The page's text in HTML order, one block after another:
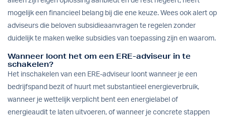
mogelijk een financieel belang bij die ene keuze. Wees ook alert op
adviseurs die beloven subsidieaanvragen te regelen zonder
duidelijk te maken welke subsidies van toepassing zijn en waarom.
Wanneer loont het om een ERE-adviseur in te
schakelen?
Het inschakelen van een ERE-adviseur loont wanneer je een
bedrijfspand bezit of huurt met substantieel energieverbruik,
wanneer je wettelijk verplicht bent een energielabel of
energieaudit te laten uitvoeren, of wanneer je concrete stappen